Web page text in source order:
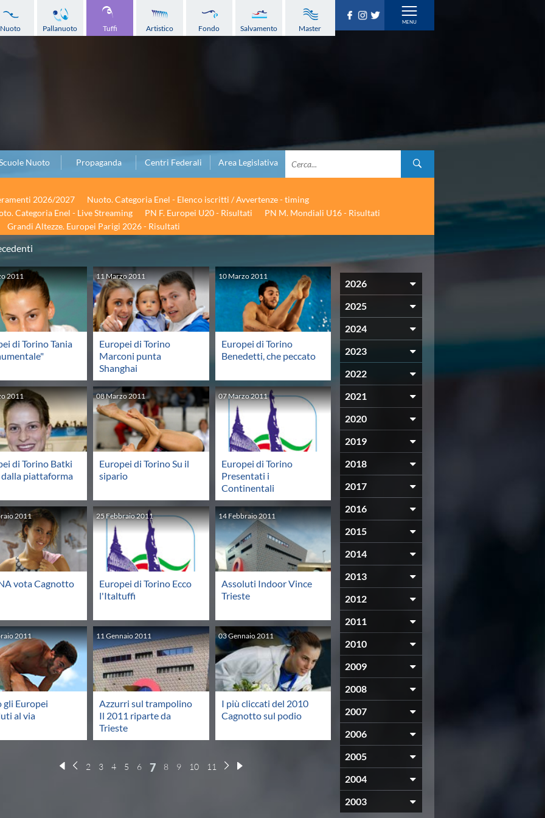
Nuoto Pallanuoto Tuffi Artistico Fondo Salvamento Master
Nuoto Propaganda Centri Federali Area Legislativa
2026/2027
Nuoto. Categoria Enel - Elenco iscritti / Avvertenze - timing
Categoria Enel - Live Streaming PN F. Europei U20 - Risultati
PN M. Mondiali U16 - Risultati
Grandi Altezze. Europei Parigi 2026 - Risultati
2011
di Torino Tania
11Marzo2011
Europei di Torino
Marconi punta
Shanghai
10Marzo2011
Europei di Torino
Benedetti, che peccato
2011
di Torino Batki
piattaforma
08Marzo2011
Europei di Torino Su il
sipario
07Marzo2011
Europei di Torino
Presentati i
Continentali
2011
vota Cagnotto
25Febbraio2011
Europei di Torino Ecco
l'Italtuffi
14 Febbraio2011
Assoluti Indoor Vince
Trieste
2011
gli Europei
al via
11Gennaio 2011
Azzurri sul trampolino
Il 2011 riparte da
Trieste
03Gennaio 2011
I più cliccati del 2010
Cagnotto sul podio
2 3 4 5 6 7 8 9 10 11
2026
2025
2024
2023
2022
2021
2020
2019
2018
2017
2016
2015
2014
2013
2012
2011
2010
2009
2008
2007
2006
2005
2004
2003